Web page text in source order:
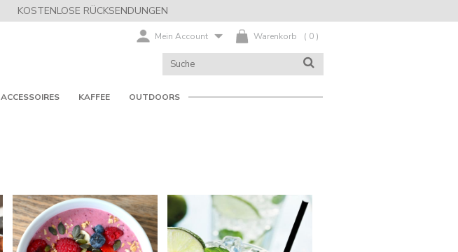
KOSTENLOSE RÜCKSENDUNGEN
( 0 )
Warenkorb
Mein Account
KATALOG
DURCHSUCHEN
SUCHE
ACCESSOIRES KAFFEE OUTDOORS